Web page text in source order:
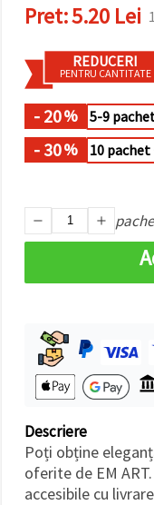
clic pe
"acceptati
indicați
preferințele
selectând
un tip de
cookie -uri
Аcceptati
Pret:5.20 Lei
REDUCERI
PENTRU CANTITATE
- 20% 5-9
- 30% 10 pachet
Descriere
Poți obține
oferite de EM
accesibile cu